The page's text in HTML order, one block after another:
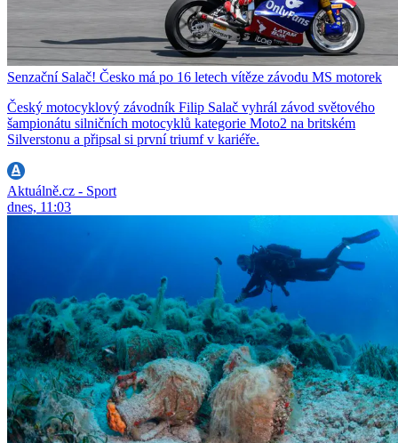
Senzační Salač! Česko má po 16 letech vítěze závodu MS motorek
Český motocyklový závodník Filip Salač vyhrál závod světového
šampionátu silničních motocyklů kategorie Moto2 na britském
Silverstonu a připsal si první triumf v kariéře.
Aktuálně.cz - Sport
dnes, 11:03